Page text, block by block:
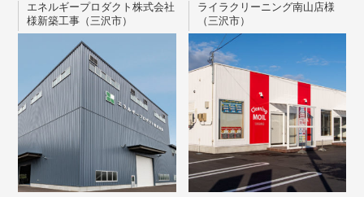
エネルギープロダクト株式会社
様新築工事（三沢市）
ライラクリーニング南山店様
（三沢市）